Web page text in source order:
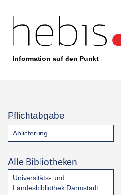
Information auf den Punkt
Pflichtabgabe
Ablieferung
Alle Bibliotheken
Universitäts- und
Landesbibliothek Darmstadt